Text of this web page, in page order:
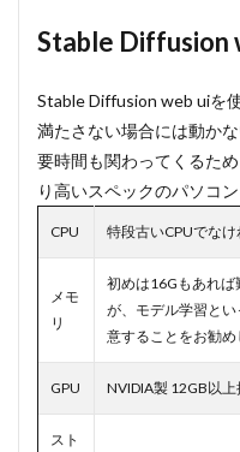
インスト
Windows
でStable
Diffusion
web uiを
使う方法
①Python
をダウン
ロードす
3.1.2
②Gitを
Stable Diffusion
Stable Diffusion web uiを
満たさない場合には動か
要時間も関わってくるた
り高いスペックのパソコ
CPU 特段古いCPUでなけ
メモ
リ
初めは16Gもあれ
が、モデル学習と
意することをお勧め
GPU NVIDIA製 12GB以
スト